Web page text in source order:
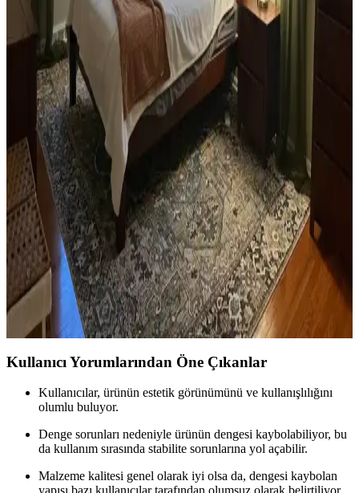
Yan Sehpa Boyama Renk Seçenekleri ve
Dekorasyon Uyumu İçin Rehber
Yan sehpa boyamada renk seçimi, mobilya ve dekorasyon uyumu
açısından önemlidir. Koyu tonlar, sıcak renkler ve doğal ahşap
görünümü seçenekleriyle estetik sonuçlar elde edilir.
Ev Kütüphanesi Yenileme: Renk, Dekorasyon ve
Konforun Dengeli Buluşması
Ev kütüphanesi yenilemesinde renklerin rahatlatıcı etkisi, kişisel
dekoratif öğeler ve konforlu mobilyalar ön plandadır. Tavan boyama
ve raf düzeni mekânın atmosferini zenginleştirir.
Yatak Odası Düzeni ve Dekorasyonunda Doğru
Yerleşim ve Tasarım İpuçları
Yatak odasında doğru mobilya yerleşimi, renk uyumu, aydınlatma
ve kişisel dokunuşlarla mekanın fonksiyonelliği ve estetiği artırılır.
Bu ipuçlarıyla odanız daha dengeli ve sıcak bir hale gelir.
Kullanıcı Yorumlarından Öne Çıkanlar
Kullanıcılar, ürünün estetik görünümünü ve kullanışlılığını
olumlu buluyor.
Denge sorunları nedeniyle ürünün dengesi kaybolabiliyor, bu
da kullanım sırasında stabilite sorunlarına yol açabilir.
Malzeme kalitesi genel olarak iyi olsa da, dengesi kaybolan